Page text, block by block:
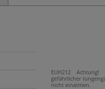
EUH212
gefährlicher
nicht einatmen.